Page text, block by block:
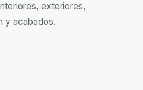
exteriores,
y acabados.